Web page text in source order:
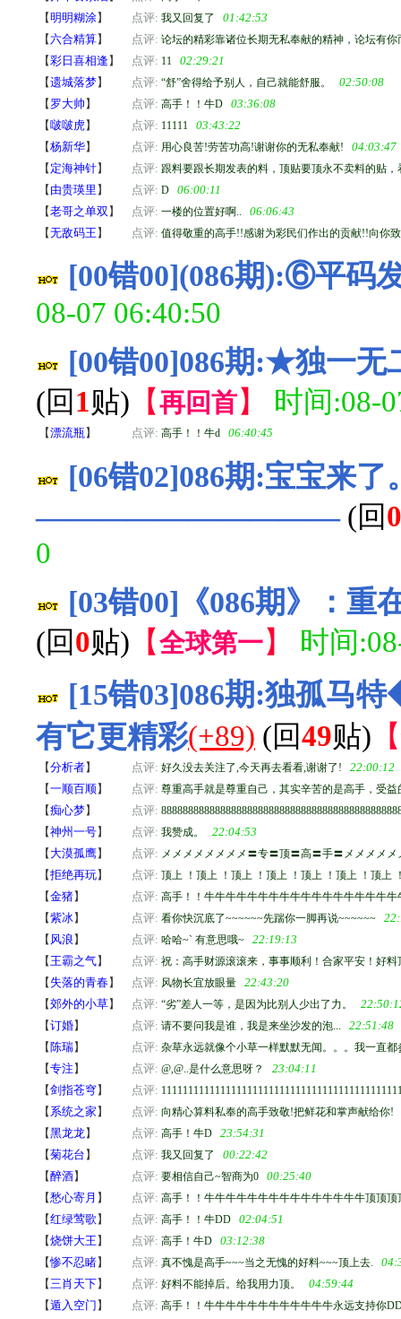
【明明糊涂】 点评: 我又回复了
01:42:53
【六合精算】 点评: 论坛的精彩靠诸位长期无私奉献的精神，论坛有
【彩日喜相逢】 点评: 11
02:29:21
【遗城落梦】 点评: “舒”舍得给予别人，自己就能舒服。
02:50:08
【罗大帅】 点评: 高手！！牛D
03:36:08
【啵啵虎】 点评: 11111
03:43:22
【杨新华】 点评: 用心良苦!劳苦功高!谢谢你的无私奉献!
04:03:47
【定海神针】 点评: 跟料要跟长期发表的料，顶贴要顶永不卖料的贴
【由贵瑛里】 点评: D
06:00:11
【老哥之单双】 点评: 一楼的位置好啊..
06:06:43
【无敌码王】 点评: 值得敬重的高手!!感谢为彩民们作出的贡献!!向你
[00错00](086期):⑥平码
08-07 06:40:50
[00错00]086期:★独一
(回 1贴) 【再回首】 时间:08-
【漂流瓶】 点评: 高手！！牛d 06:40:45
[06错02]086期:宝宝来
——————————(回0
0
[03错00]《086期》：重
(回0贴) 【全球第一】 时间
[15错03]086期:独孤马
有它更精彩(+89) (回49贴) 【
【分析者】 点评: 好久没去关注了,今天再去看看,谢谢了!
22:00:12
【一顺百顺】 点评: 尊重高手就是尊重自己，其实辛苦的是高手，受
【痴心梦】 点评:
【神州一号】 点评: 我赞成。
22:04:53
【 大漠孤鹰】 点评: メメメメメメメメ〓专〓顶〓高〓手〓メメメメメ
【拒绝再玩】 点评: 顶上 ！顶上 ！顶上 ！顶上 ！顶上 ！顶上 ！顶上
【金猪】 点评: 高手！！牛牛牛牛牛牛牛牛牛牛牛牛牛牛牛牛牛牛
【紫冰】 点评: 看你快沉底了~~~~~~先踹你一脚再说~~~~~~
【 风浪 】 点评: 哈哈~` 有意思哦~
22:19:13
【王霸之气】 点评: 祝：高手财源滚滚来，事事顺利！合家平安！好料
【 失落的青春】 点评: 风物长宜放眼量
22:43:20
【郊外的小草】 点评: “劣”差人一等，是因为比别人少出了力。
【订婚】 点评: 请不要问我是谁，我是来坐沙发的泡...
22:51:48
【 陈瑞】 点评: 杂草永远就像个小草一样默默无闻。。。我一直
【专注 】 点评: @,@..是什么意思呀？
23:04:11
【剑指苍穹】 点评:
【 系统之家 】 点评: 向精心算料私奉的高手致敬!把鲜花和掌声献给你!
【黑龙龙】 点评: 高手！牛D
23:54:31
【菊花台 】 点评: 我又回复了
00:22:42
【醉酒】 点评: 要相信自己~智商为0
00:25:40
【愁心寄月 】 点评: 高手！！牛牛牛牛牛牛牛牛牛牛牛牛牛牛牛顶顶
【红绿莺歌 】 点评: 高手！！牛DD
02:04:51
【烧饼大王 】 点评: 高手！牛D
03:12:38
【惨不忍睹】 点评: 真不愧是高手~~~当之无愧的好料~~~顶上去.
【三肖天下】 点评: 好料不能掉后。给我用力顶。
04:59:44
【遁入空门 】 点评: 高手！！牛牛牛牛牛牛牛牛牛牛牛牛永远支持你